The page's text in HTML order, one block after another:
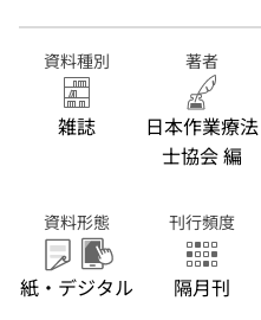
資料種別
雑誌
著者
日本作業療法
士協会 編
資料形態
紙・デジタル
刊行頻度
隔月刊